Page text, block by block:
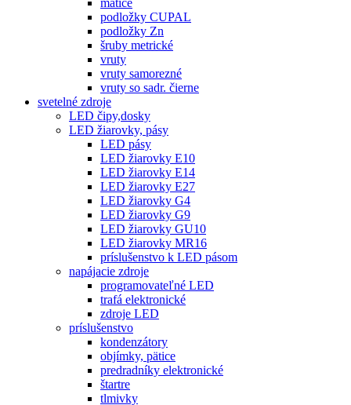
matice
podložky CUPAL
podložky Zn
šruby metrické
vruty
vruty samorezné
vruty so sadr. čierne
svetelné zdroje
LED čipy,dosky
LED žiarovky, pásy
LED pásy
LED žiarovky E10
LED žiarovky E14
LED žiarovky E27
LED žiarovky G4
LED žiarovky G9
LED žiarovky GU10
LED žiarovky MR16
príslušenstvo k LED pásom
napájacie zdroje
programovateľné LED
trafá elektronické
zdroje LED
príslušenstvo
kondenzátory
objímky, pätice
predradníky elektronické
štartre
tlmivky